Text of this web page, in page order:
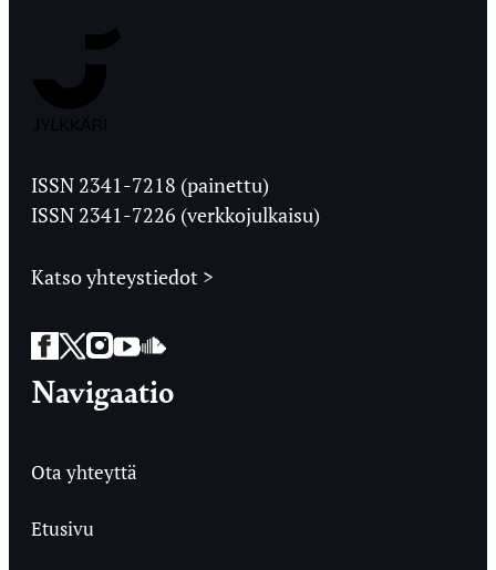
Ylioppilaslehti
ISSN 2341-7218 (painettu)
ISSN 2341-7226 (verkkojulkaisu)
Katso yhteystiedot >
Facebook
Twitter
Instagram
YouTube
SoundCloud
Navigaatio
Ota yhteyttä
Etusivu